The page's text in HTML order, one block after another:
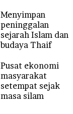
Menyimpan
peninggalan
sejarah Islam dan
budaya Thaif
Pusat ekonomi
masyarakat
setempat sejak
masa silam